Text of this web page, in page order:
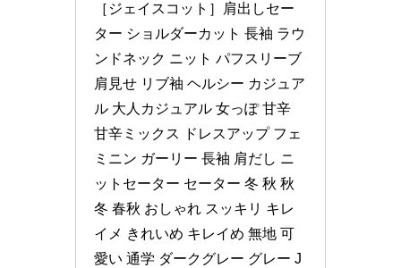
［ジェイスコット］肩出しセー
ター ショルダーカット 長袖 ラウ
ンドネック ニット パフスリーブ
肩見せ リブ袖 ヘルシー カジュア
ル 大人カジュアル 女っぽ 甘辛
甘辛ミックス ドレスアップ フェ
ミニン ガーリー 長袖 肩だし ニ
ットセーター セーター 冬 秋 秋
冬 春秋 おしゃれ スッキリ キレ
イメ きれいめ キレイめ 無地 可
愛い 通学 ダークグレー グレー J